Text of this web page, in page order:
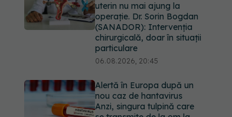
uterin nu mai ajung la
operație. Dr. Sorin Bogdan
(SANADOR): Intervenția
chirurgicală, doar în situații
particulare
06.08.2026, 20:45
Alertă în Europa după un
nou caz de hantavirus
Anzi, singura tulpină care